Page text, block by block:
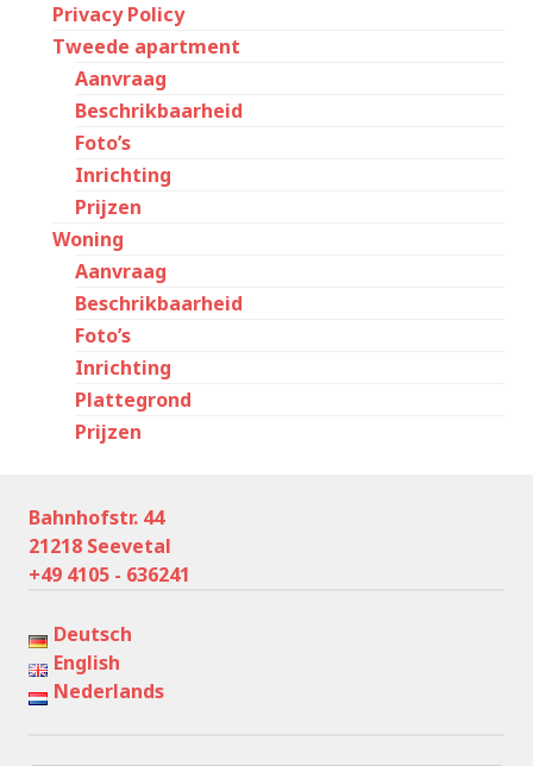
Privacy Policy
Tweede apartment
Aanvraag
Beschrikbaarheid
Foto’s
Inrichting
Prijzen
Woning
Aanvraag
Beschrikbaarheid
Foto’s
Inrichting
Plattegrond
Prijzen
Bahnhofstr. 44
21218 Seevetal
+49 4105 - 636241
Deutsch
English
Nederlands